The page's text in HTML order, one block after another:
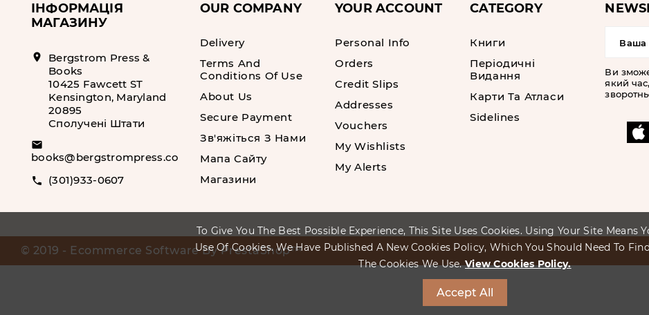
To Give You The Best Possible Experience, This Site Uses Cookies. Using Your Site Means
Use Of Cookies. We Have Published A New Cookies Policy, Which You Should Need To
The Cookies We Use.View Cookies Policy.
Accept All
ІНФОРМАЦІЯ
МАГАЗИНУ
location_on
Bergstrom Press &
Books
10425 Fawcett ST
Kensington, Maryland
20895
Сполучені Штати
email
books@bergstrompress.com
call (301)933-0607
OUR COMPANY
Delivery
Terms And
Conditions Of Use
About Us
Secure Payment
Зв'яжіться З Нами
Мапа Сайту
Магазини
YOUR ACCOUNT
Personal Info
Orders
Credit Slips
Addresses
Vouchers
My Wishlists
My Alerts
CATEGORY
Книги
Періодичні
Видання
Карти Та Атласи
Sidelines
Ви
який
© 2019 - Ecommerce Software By PrestaShop™